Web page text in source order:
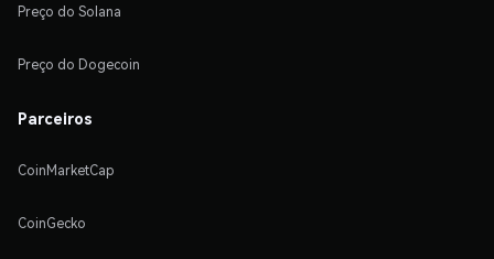
Preço do Solana
Preço do Dogecoin
Parceiros
CoinMarketCap
CoinGecko